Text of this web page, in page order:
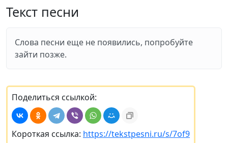
Текст песни
Слова песни еще не появились, попробуйте
зайти позже.
Поделиться ссылкой:
Короткая ссылка: https://tekstpesni.ru/s/7of9